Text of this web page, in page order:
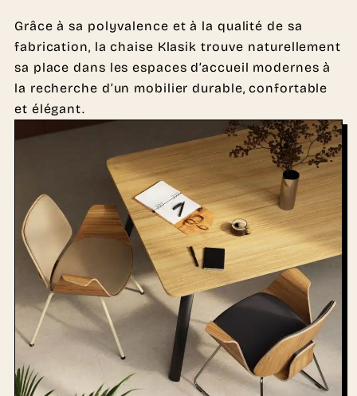
Grâce à sa polyvalence et à la qualité de sa
fabrication, la chaise Klasik trouve naturellement
sa place dans les espaces d’accueil modernes à
la recherche d’un mobilier durable, confortable
et élégant.